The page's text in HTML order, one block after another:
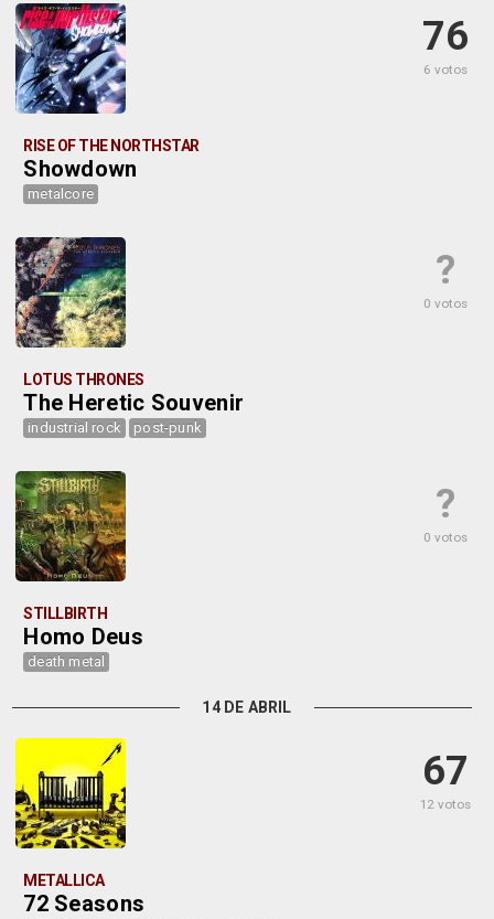
76
6 votos
RISE OF THE NORTHSTAR
Showdown
metalcore
?
0 votos
LOTUS THRONES
The Heretic Souvenir
industrial rock post-punk
?
0 votos
STILLBIRTH
Homo Deus
death metal
14 DE ABRIL
67
12 votos
METALLICA
72 Seasons